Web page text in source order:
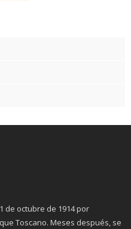
de octubre de 1914 por
Toscano. Meses después, se